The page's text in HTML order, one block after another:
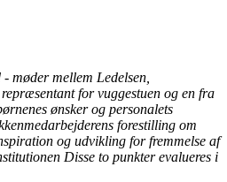
møder mellem Ledelsen,
for vuggestuen og en fra
ønsker og personalets
forestilling om
og udvikling for fremmelse af
Disse to punkter evalueres i